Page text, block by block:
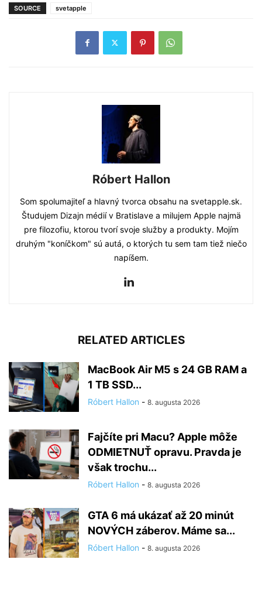
SOURCE svetapple
Róbert Hallon
Som spolumajiteľ a hlavný tvorca obsahu na svetapple.sk.
Študujem Dizajn médií v Bratislave a milujem Apple najmä
pre filozofiu, ktorou tvorí svoje služby a produkty. Mojím
druhým "koníčkom" sú autá, o ktorých tu sem tam tiež niečo
napíšem.
RELATED ARTICLES
MacBook Air M5 s 24 GB RAM a
1 TB SSD...
Róbert Hallon - 8. augusta 2026
Fajčíte pri Macu? Apple môže
ODMIETNUŤ opravu. Pravda je
však trochu...
Róbert Hallon - 8. augusta 2026
GTA 6 má ukázať až 20 minút
NOVÝCH záberov. Máme sa...
Róbert Hallon - 8. augusta 2026